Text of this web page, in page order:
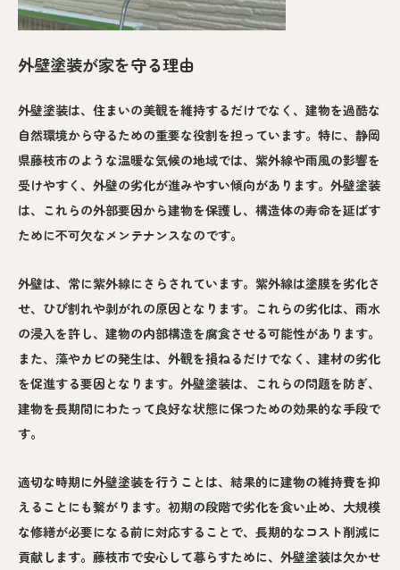
外壁塗装が家を守る理由
外壁塗装は、住まいの美観を維持するだけでなく、建物を過酷な
自然環境から守るための重要な役割を担っています。特に、静岡
県藤枝市のような温暖な気候の地域では、紫外線や雨風の影響を
受けやすく、外壁の劣化が進みやすい傾向があります。外壁塗装
は、これらの外部要因から建物を保護し、構造体の寿命を延ばす
ために不可欠なメンテナンスなのです。
外壁は、常に紫外線にさらされています。紫外線は塗膜を劣化さ
せ、ひび割れや剥がれの原因となります。これらの劣化は、雨水
の浸入を許し、建物の内部構造を腐食させる可能性があります。
また、藻やカビの発生は、外観を損ねるだけでなく、建材の劣化
を促進する要因となります。外壁塗装は、これらの問題を防ぎ、
建物を長期間にわたって良好な状態に保つための効果的な手段で
す。
適切な時期に外壁塗装を行うことは、結果的に建物の維持費を抑
えることにも繋がります。初期の段階で劣化を食い止め、大規模
な修繕が必要になる前に対応することで、長期的なコスト削減に
貢献します。藤枝市で安心して暮らすために、外壁塗装は欠かせ